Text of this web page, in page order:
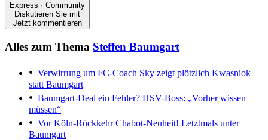
Express · Community
Diskutieren Sie mit
Jetzt kommentieren
Alles zum Thema Steffen Baumgart
Verwirrung um FC-Coach Sky zeigt plötzlich Kwasniok
statt Baumgart
Baumgart-Deal ein Fehler? HSV-Boss: „Vorher wissen
müssen“
Vor Köln-RückkehrChabot-Neuheit! Letztmals unter
Baumgart